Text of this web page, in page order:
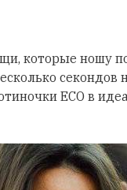
которые ношу
секондов
ECO в